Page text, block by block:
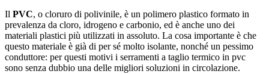
Il PVC, o cloruro di polivinile, è un polimero plastico formato in
prevalenza da cloro, idrogeno e carbonio, ed è anche uno dei
materiali plastici più utilizzati in assoluto. La cosa importante è che
questo materiale è già di per sé molto isolante, nonché un pessimo
conduttore: per questi motivi i serramenti a taglio termico in pvc
sono senza dubbio una delle migliori soluzioni in circolazione.